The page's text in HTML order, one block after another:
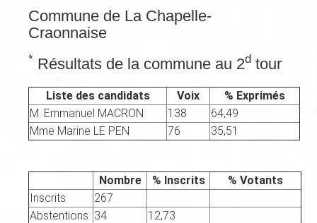
Commune de La Chapelle-
Craonnaise
* Résultats de la commune au 2d tour
Liste des candidats Voix
% Exprimés
M. Emmanuel MACRON
138
64,49
Mme Marine LE PEN
76 35,51
Nombre % Inscrits
% Votants
Inscrits
267
Abstentions 34
12,73